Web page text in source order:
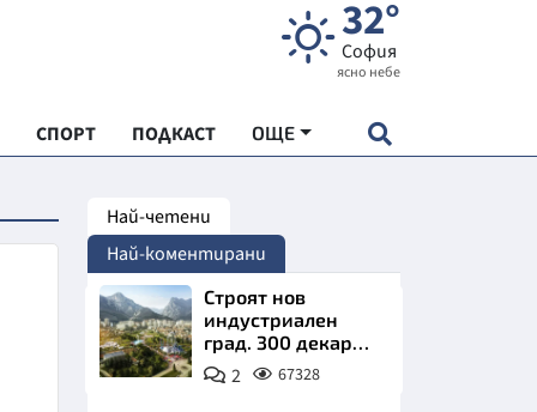
32°
София
ясно небе
СПОРТ ПОДКАСТ ОЩЕ
"ЧУДЕСАТА НА БЪЛГАРИЯ"
Най-четени
Най-коментирани
Строят нов
индустриален
град. 300 декара
чакат златни
заводи
2 67328